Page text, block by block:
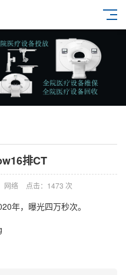
排CT
网络 点击： 1473 次
年，曝光四万秒次。